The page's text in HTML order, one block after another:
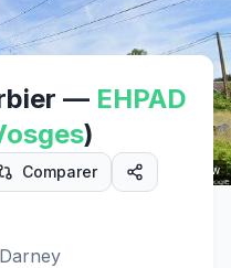
Street View
— EHPAD
)
Comparer